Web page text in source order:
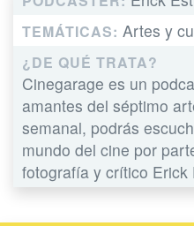
TEMÁTICAS: Artes y
¿DE QUÉ TRATA?
Cinegarage es un
amantes del séptimo
semanal, podrás
mundo del cine por
fotografía y crítico Erick